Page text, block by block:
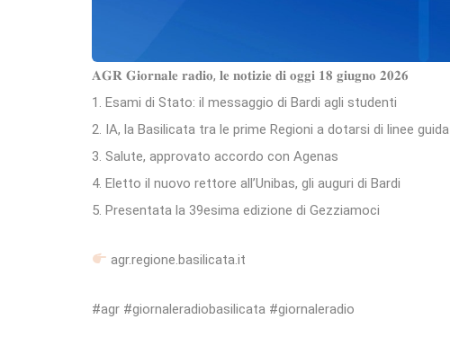
𝐀𝐆𝐑 𝐆𝐢𝐨𝐫𝐧𝐚𝐥𝐞 𝐫𝐚𝐝𝐢𝐨, 𝐥𝐞 𝐧𝐨𝐭𝐢𝐳𝐢𝐞 𝐝𝐢 𝐨𝐠𝐠𝐢 𝟏𝟖 𝐠𝐢𝐮𝐠𝐧𝐨 𝟐𝟎𝟐𝟔
1. Esami di Stato: il messaggio di Bardi agli studenti
2. IA, la Basilicata tra le prime Regioni a dotarsi di linee guida
3. Salute, approvato accordo con Agenas
4. Eletto il nuovo rettore all’Unibas, gli auguri di Bardi
5. Presentata la 39esima edizione di Gezziamoci
agr.regione.basilicata.it
#agr #giornaleradiobasilicata #giornaleradio